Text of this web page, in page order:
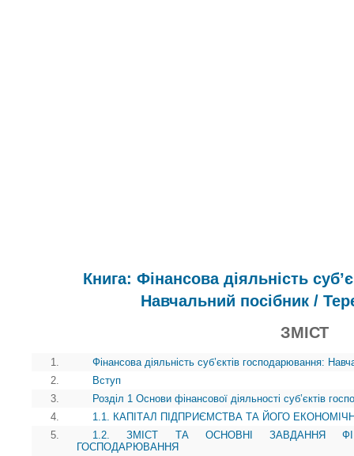
Книга: Фінансова діяльність
Навчальний посібник /
ЗМІСТ
1.
Фінансова діяльність суб’єктів господарювання:
2.
Вступ
3.
Розділ 1 Основи фінансової діяльності суб’єктів
4.
1.1. КАПІТАЛ ПІДПРИЄМСТВА ТА ЙОГО
5.
1.2. ЗМІСТ ТА ОСНОВНІ ЗАВДАННЯ
ГОСПОДАРЮВАННЯ